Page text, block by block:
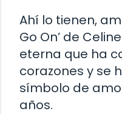
Ahí lo tienen,
Go On’ de
eterna que ha
corazones y se
símbolo de
años.